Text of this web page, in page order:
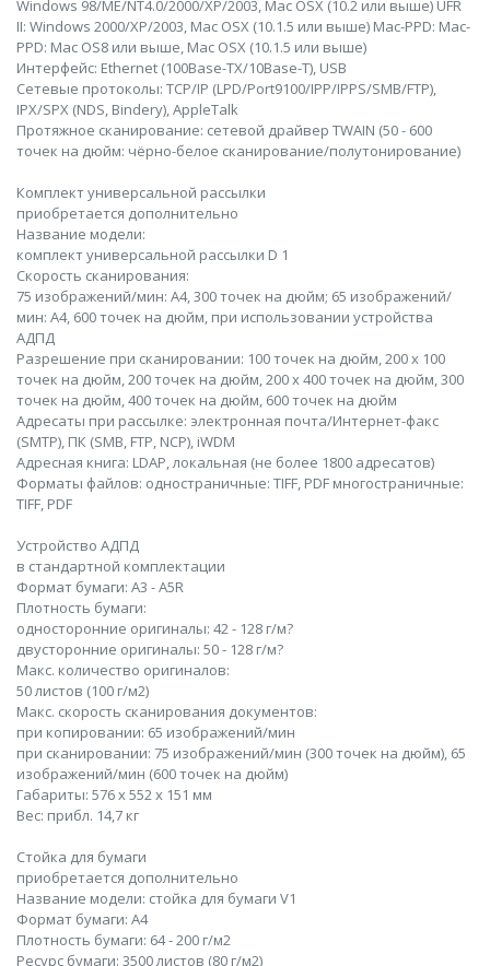
Windows 98/ME/NT4.0/2000/XP/2003, Mac OSX (10.2 или выше) UFR
II: Windows 2000/XP/2003, Mac OSX (10.1.5 или выше) Mac-PPD: Mac-
PPD: Mac OS8 или выше, Mac OSX (10.1.5 или выше)
Интерфейс: Ethernet (100Base-TX/10Base-T), USB
Сетевые протоколы: TCP/IP (LPD/Port9100/IPP/IPPS/SMB/FTP),
IPX/SPX (NDS, Bindery), AppleTalk
Протяжное сканирование: сетевой драйвер TWAIN (50 - 600
точек на дюйм: чёрно-белое сканирование/полутонирование)
Комплект универсальной рассылки
приобретается дополнительно
Название модели:
комплект универсальной рассылки D 1
Скорость сканирования:
75 изображений/мин: A4, 300 точек на дюйм; 65 изображений/
мин: A4, 600 точек на дюйм, при использовании устройства
АДПД
Разрешение при сканировании: 100 точек на дюйм, 200 x 100
точек на дюйм, 200 точек на дюйм, 200 x 400 точек на дюйм, 300
точек на дюйм, 400 точек на дюйм, 600 точек на дюйм
Адресаты при рассылке: электронная почта/Интернет-факс
(SMTP), ПК (SMB, FTP, NCP), iWDM
Адресная книга: LDAP, локальная (не более 1800 адресатов)
Форматы файлов: одностраничные: TIFF, PDF многостраничные:
TIFF, PDF
Устройство АДПД
в стандартной комплектации
Формат бумаги: A3 - A5R
Плотность бумаги:
односторонние оригиналы: 42 - 128 г/м?
двусторонние оригиналы: 50 - 128 г/м?
Макс. количество оригиналов:
50 листов (100 г/м2)
Макс. скорость сканирования документов:
при копировании: 65 изображений/мин
при сканировании: 75 изображений/мин (300 точек на дюйм), 65
изображений/мин (600 точек на дюйм)
Габариты: 576 x 552 x 151 мм
Вес: прибл. 14,7 кг
Стойка для бумаги
приобретается дополнительно
Название модели: стойка для бумаги V1
Формат бумаги: A4
Плотность бумаги: 64 - 200 г/м2
Ресурс бумаги: 3500 листов (80 г/м2)